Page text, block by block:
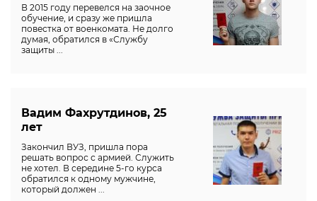
В 2015 году перевелся на заочное
обучение, и сразу же пришла
повестка от военкомата. Не долго
думая, обратился в «Службу
защиты ...
Вадим Фахрутдинов, 25
лет
Закончил ВУЗ, пришла пора
решать вопрос с армией. Служить
не хотел. В середине 5-го курса
обратился к одному мужчине,
который должен ...